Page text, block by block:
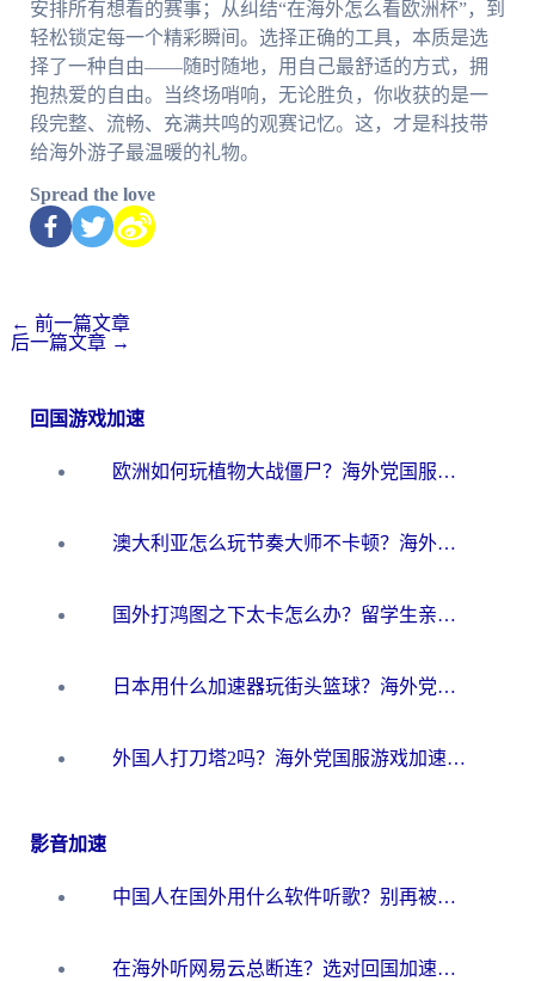
安排所有想看的赛事；从纠结“在海外怎么看欧洲杯”，到
轻松锁定每一个精彩瞬间。选择正确的工具，本质是选
择了一种自由——随时随地，用自己最舒适的方式，拥
抱热爱的自由。当终场哨响，无论胜负，你收获的是一
段完整、流畅、充满共鸣的观赛记忆。这，才是科技带
给海外游子最温暖的礼物。
Spread the love
← 前一篇文章
后一篇文章 →
回国游戏加速
欧洲如何玩植物大战僵尸？海外党国服游戏加速避坑指南（附实测对比）
澳大利亚怎么玩节奏大师不卡顿？海外党国服游戏加速终极指南
国外打鸿图之下太卡怎么办？留学生亲测有效的国服游戏加速方案
日本用什么加速器玩街头篮球？海外党国服游戏不卡顿的终极攻略
外国人打刀塔2吗？海外党国服游戏加速避坑全攻略
影音加速
中国人在国外用什么软件听歌？别再被地域限制卡脖子，这篇教你轻松解锁国内音乐库
在海外听网易云总断连？选对回国加速器，告别地区限制和卡顿